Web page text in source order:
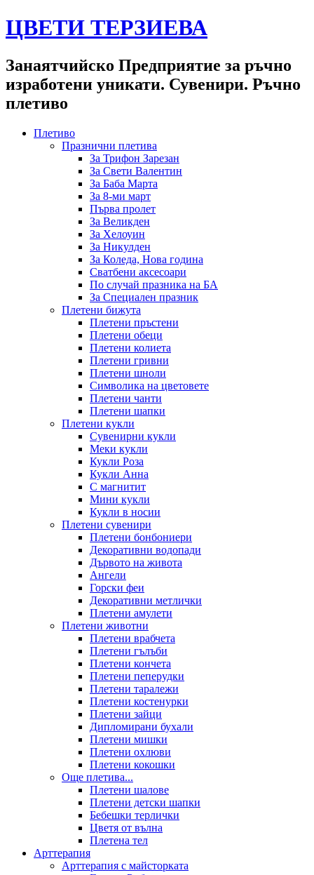
ЦВЕТИ ТЕРЗИЕВА
Занаятчийско Предприятие за ръчно
изработени уникати. Сувенири. Ръчно
плетиво
Плетиво
Празнични плетива
За Трифон Зарезан
За Свети Валентин
За Баба Марта
За 8-ми март
Първа пролет
За Великден
За Хелоуин
За Никулден
За Коледа, Нова година
Сватбени аксесоари
По случай празника на БА
За Специален празник
Плетени бижута
Плетени пръстени
Плетени обeци
Плетени колиета
Плетени гривни
Плетени шноли
Символика на цветовете
Плетени чанти
Плетени шапки
Плетени кукли
Сувенирни кукли
Меки кукли
Кукли Роза
Кукли Анна
С магнитит
Мини кукли
Кукли в носии
Плетени сувенири
Плетени бонбониери
Декоративни водопади
Дървото на живота
Ангели
Горски феи
Декоративни метлички
Плетени амулети
Плетени животни
Плетени врабчета
Плетени гълъби
Плетени кончета
Плетени пеперудки
Плетени таралежи
Плетени костенурки
Плетени зайци
Дипломирани бухали
Плетени мишки
Плетени охлюви
Плетени кокошки
Още плетива...
Плетени шалове
Плетени детски шапки
Бебешки терлички
Цветя от вълна
Плетена тел
Арттерапия
Арттерапия с майсторката